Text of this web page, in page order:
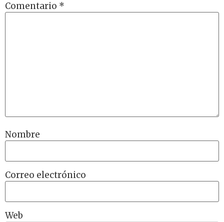
Comentario *
Nombre
Correo electrónico
Web